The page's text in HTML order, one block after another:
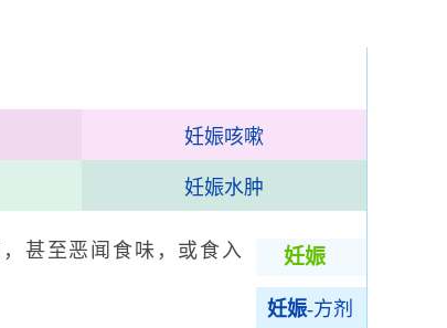
妊娠咳嗽
妊娠水肿
妊娠
妊娠-方剂
甚至恶闻食味，或食入